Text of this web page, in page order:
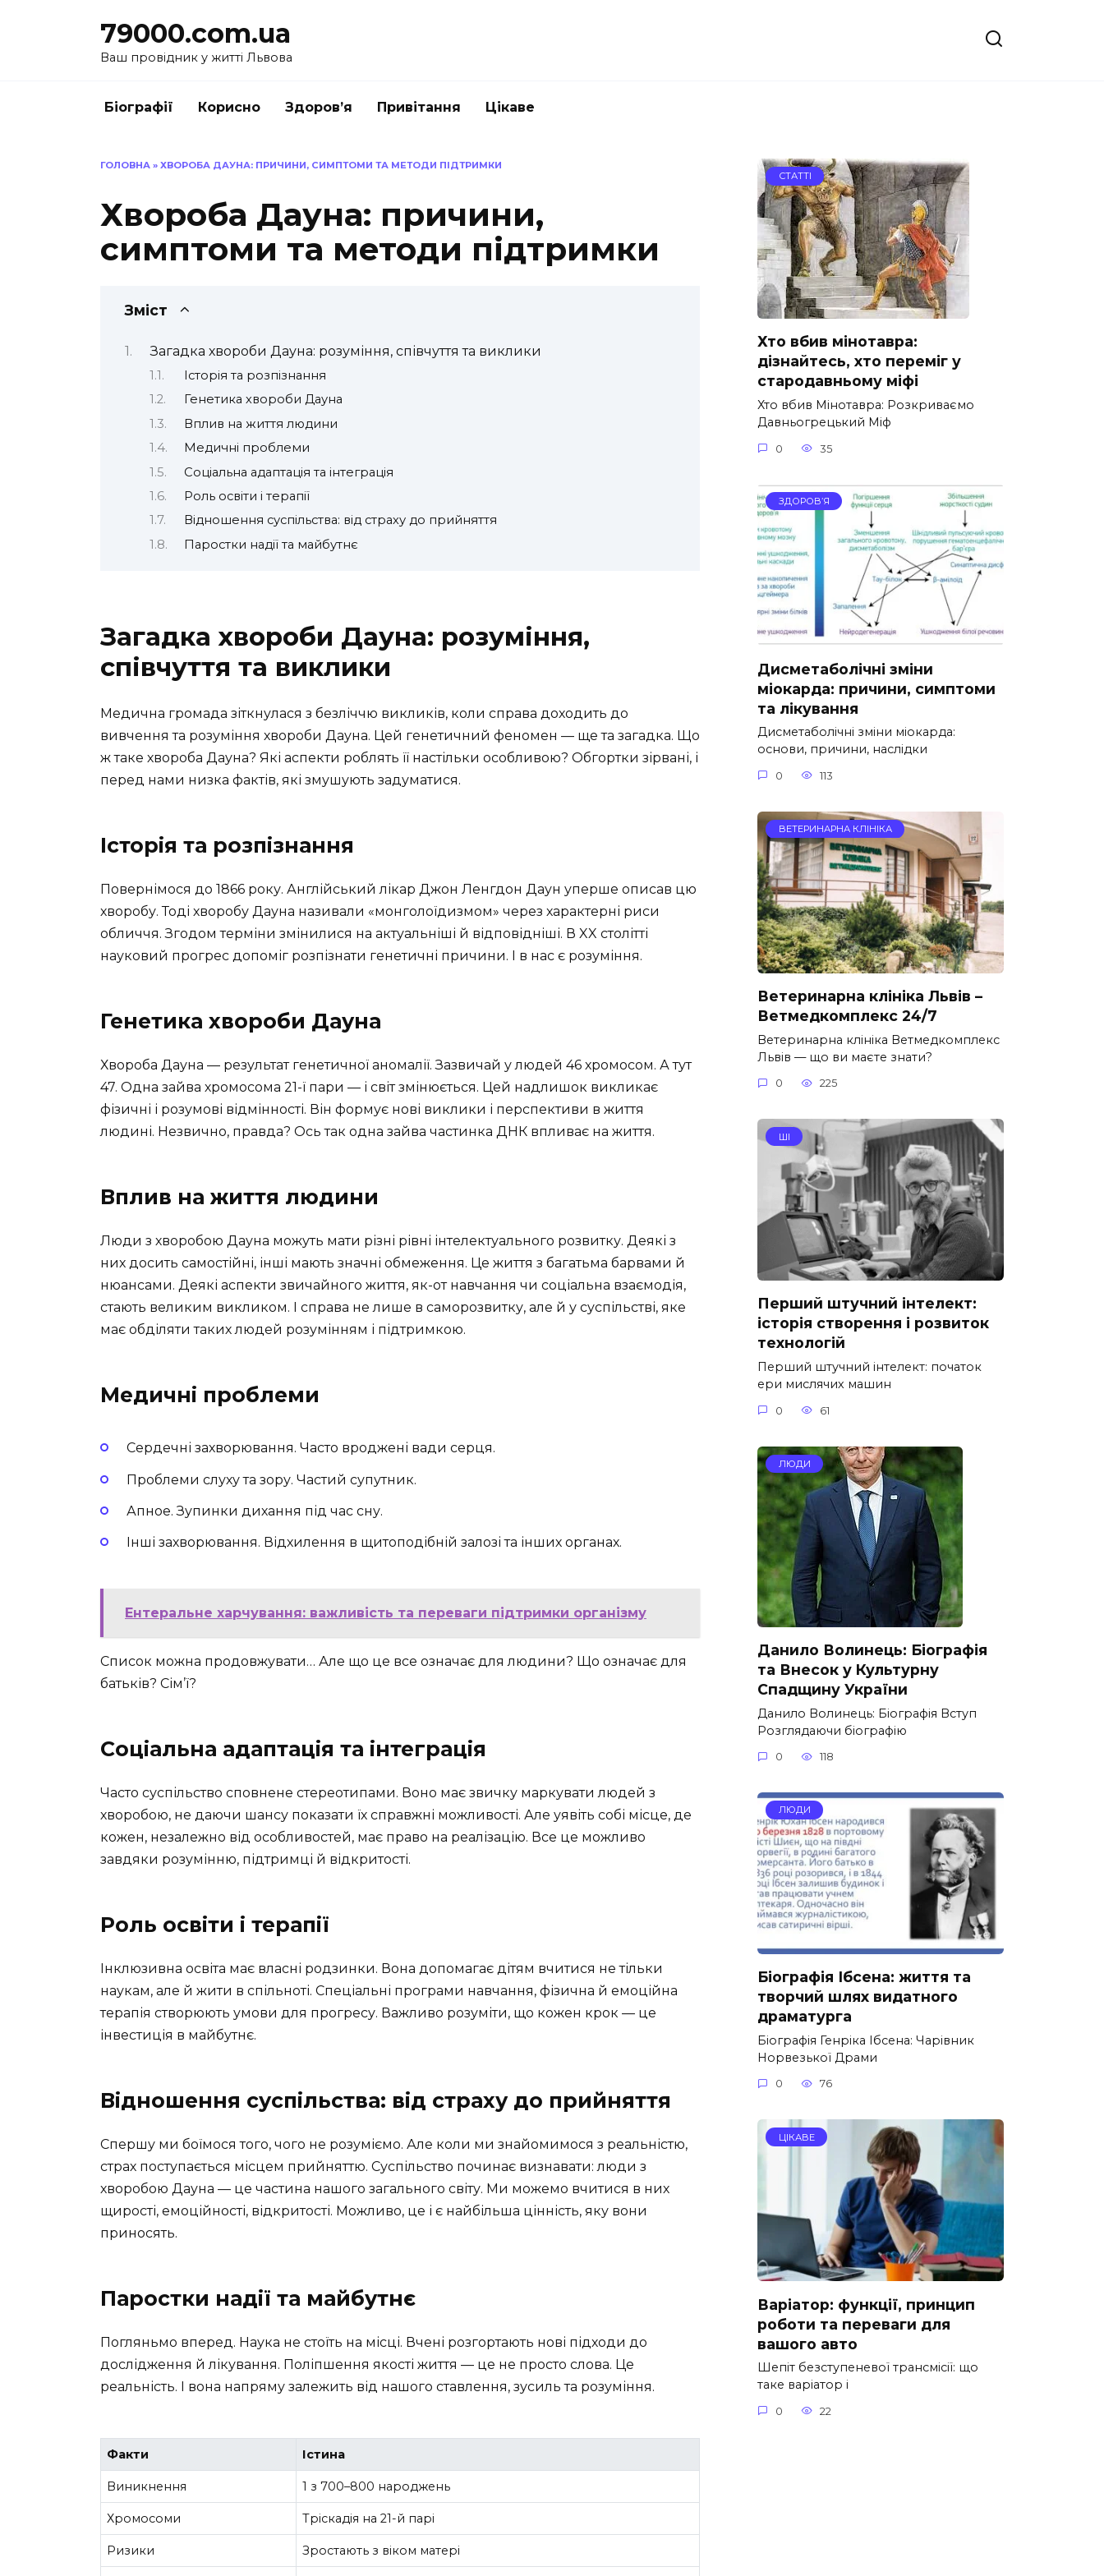
79000.com.ua
Ваш провідник у житті Львова
Біографії Корисно Здоров’я Привітання Цікаве
ГОЛОВНА » ХВОРОБА ДАУНА: ПРИЧИНИ, СИМПТОМИ ТА МЕТОДИ ПІДТРИМКИ
Хвороба Дауна: причини,
симптоми та методи підтримки
Зміст
Загадка хвороби Дауна: розуміння, співчуття та виклики
Історія та розпізнання
Генетика хвороби Дауна
Вплив на життя людини
Медичні проблеми
Соціальна адаптація та інтеграція
Роль освіти і терапії
Відношення суспільства: від страху до прийняття
Паростки надії та майбутнє
Загадка хвороби Дауна: розуміння,
співчуття та виклики
Медична громада зіткнулася з безліччю викликів, коли справа доходить до
вивчення та розуміння хвороби Дауна. Цей генетичний феномен — ще та загадка. Що
ж таке хвороба Дауна? Які аспекти роблять її настільки особливою? Обгортки зірвані, і
перед нами низка фактів, які змушують задуматися.
Історія та розпізнання
Повернімося до 1866 року. Англійський лікар Джон Ленгдон Даун уперше описав цю
хворобу. Тоді хворобу Дауна називали «монголоїдизмом» через характерні риси
обличчя. Згодом терміни змінилися на актуальніші й відповідніші. В XX столітті
науковий прогрес допоміг розпізнати генетичні причини. І в нас є розуміння.
Генетика хвороби Дауна
Хвороба Дауна — результат генетичної аномалії. Зазвичай у людей 46 хромосом. А тут
47. Одна зайва хромосома 21-ї пари — і світ змінюється. Цей надлишок викликає
фізичні і розумові відмінності. Він формує нові виклики і перспективи в життя
людині. Незвично, правда? Ось так одна зайва частинка ДНК впливає на життя.
Вплив на життя людини
Люди з хворобою Дауна можуть мати різні рівні інтелектуального розвитку. Деякі з
них досить самостійні, інші мають значні обмеження. Це життя з багатьма барвами й
нюансами. Деякі аспекти звичайного життя, як-от навчання чи соціальна взаємодія,
стають великим викликом. І справа не лише в саморозвитку, але й у суспільстві, яке
має обділяти таких людей розумінням і підтримкою.
Медичні проблеми
Сердечні захворювання. Часто вроджені вади серця.
Проблеми слуху та зору. Частий супутник.
Апное. Зупинки дихання під час сну.
Інші захворювання. Відхилення в щитоподібній залозі та інших органах.
Ентеральне харчування: важливість та переваги підтримки організму
Список можна продовжувати… Але що це все означає для людини? Що означає для
батьків? Сім’ї?
Соціальна адаптація та інтеграція
Часто суспільство сповнене стереотипами. Воно має звичку маркувати людей з
хворобою, не даючи шансу показати їх справжні можливості. Але уявіть собі місце, де
кожен, незалежно від особливостей, має право на реалізацію. Все це можливо
завдяки розумінню, підтримці й відкритості.
Роль освіти і терапії
Інклюзивна освіта має власні родзинки. Вона допомагає дітям вчитися не тільки
наукам, але й жити в спільноті. Спеціальні програми навчання, фізична й емоційна
терапія створюють умови для прогресу. Важливо розуміти, що кожен крок — це
інвестиція в майбутнє.
Відношення суспільства: від страху до прийняття
Спершу ми боїмося того, чого не розуміємо. Але коли ми знайомимося з реальністю,
страх поступається місцем прийняттю. Суспільство починає визнавати: люди з
хворобою Дауна — це частина нашого загального світу. Ми можемо вчитися в них
щирості, емоційності, відкритості. Можливо, це і є найбільша цінність, яку вони
приносять.
Паростки надії та майбутнє
Погляньмо вперед. Наука не стоїть на місці. Вчені розгортають нові підходи до
дослідження й лікування. Поліпшення якості життя — це не просто слова. Це
реальність. І вона напряму залежить від нашого ставлення, зусиль та розуміння.
Факти Істина
Виникнення 1 з 700–800 народжень
Хромосоми Тріскадія на 21-й парі
Ризики Зростають з віком матері
СТАТТІ
Хто вбив мінотавра:
дізнайтесь, хто переміг у
стародавньому міфі
Хто вбив Мінотавра: Розкриваємо
Давньогрецький Міф
0 35
ЗДОРОВ’Я
Дисметаболічні зміни
міокарда: причини, симптоми
та лікування
Дисметаболічні зміни міокарда:
основи, причини, наслідки
0 113
ВЕТЕРИНАРНА КЛІНІКА
Ветеринарна клініка Львів –
Ветмедкомплекс 24/7
Ветеринарна клініка Ветмедкомплекс
Львів — що ви маєте знати?
0 225
ШІ
Перший штучний інтелект:
історія створення і розвиток
технологій
Перший штучний інтелект: початок
ери мислячих машин
0 61
ЛЮДИ
Данило Волинець: Біографія
та Внесок у Культурну
Спадщину України
Данило Волинець: Біографія Вступ
Розглядаючи біографію
0 118
ЛЮДИ
Біографія Ібсена: життя та
творчий шлях видатного
драматурга
Біографія Генріка Ібсена: Чарівник
Норвезької Драми
0 76
ЦІКАВЕ
Варіатор: функції, принцип
роботи та переваги для
вашого авто
Шепіт безступеневої трансмісії: що
таке варіатор і
0 22